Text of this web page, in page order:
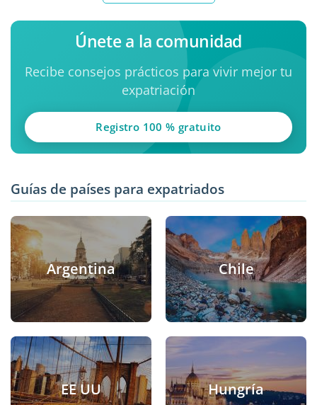
Únete a la comunidad
Recibe consejos prácticos para vivir mejor tu
expatriación
Registro 100 % gratuito
Guías de países para expatriados
Argentina Chile
EE UU Hungría